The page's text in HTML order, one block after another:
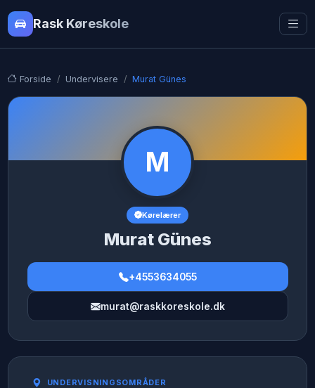
Rask Køreskole
Forside Undervisere Murat Günes
M
Kørelærer
Murat Günes
+4553634055
murat@raskkoreskole.dk
UNDERVISNINGSOMRÅDER